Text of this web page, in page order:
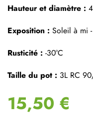
Hauteur et diamètre :
Exposition : Soleil à mi
Rusticité : -30°C
Taille du pot : 3L RC
15,50 €